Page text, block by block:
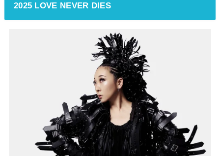
2025 LOVE NEVER DIES